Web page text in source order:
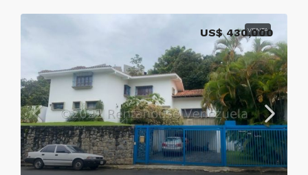
VENTA
US$ 430,000